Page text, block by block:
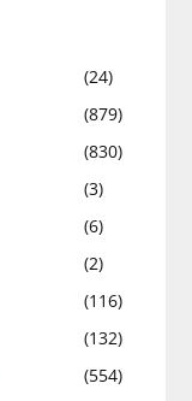
(24)
(879)
(830)
(3)
(6)
(2)
(116)
(132)
(554)